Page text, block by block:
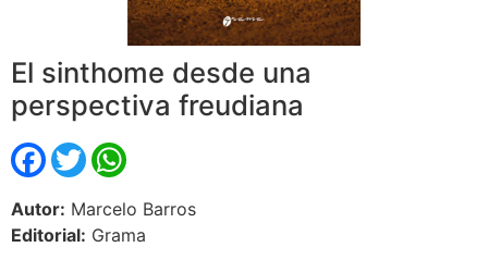
El sinthome desde una
perspectiva freudiana
Facebook
Twitter
Autor: Marcelo Barros
Editorial: Grama